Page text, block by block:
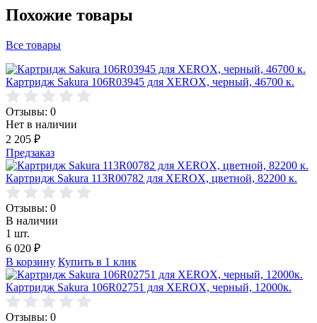
Похожие товары
Все товары
Картридж Sakura 106R03945 для XEROX, черный, 46700 к.
Отзывы: 0
Нет в наличии
2 205 ₽
Предзаказ
Картридж Sakura 113R00782 для XEROX, цветной, 82200 к.
Отзывы: 0
В наличии
1 шт.
6 020 ₽
В корзину Купить в 1 клик
Картридж Sakura 106R02751 для XEROX, черный, 12000к.
Отзывы: 0